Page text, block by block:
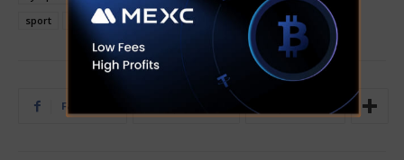
sport
Tuning uhr
Facebook